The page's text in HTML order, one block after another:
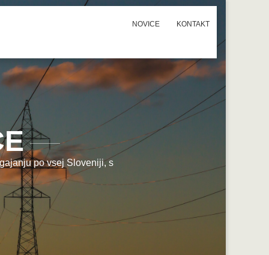
NOVICE KONTAKT
po vsej Sloveniji, s